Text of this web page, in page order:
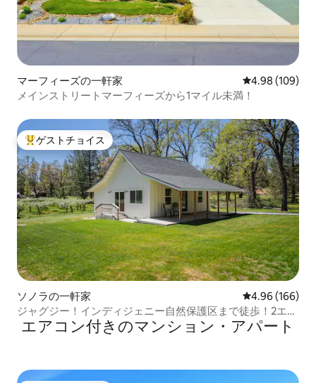
マーフィーズの一軒家 レビュー109
4.98 (109)
メインストリートマーフィーズから1マイル未満！
大好評のゲストチョイスです。
ゲストチョイス
ソノラの一軒家 レビュー166
4.96 (166)
ジャグジー！インディジェニー自然保護区まで徒歩！2エー
カーの広い敷地内
エアコン付きのマンション・アパート